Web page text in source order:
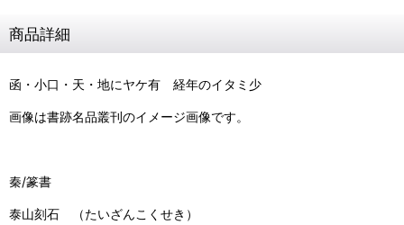
商品詳細
函・小口・天・地にヤケ有 経年のイタミ少
画像は書跡名品叢刊のイメージ画像です。
秦/篆書
泰山刻石 （たいざんこくせき）